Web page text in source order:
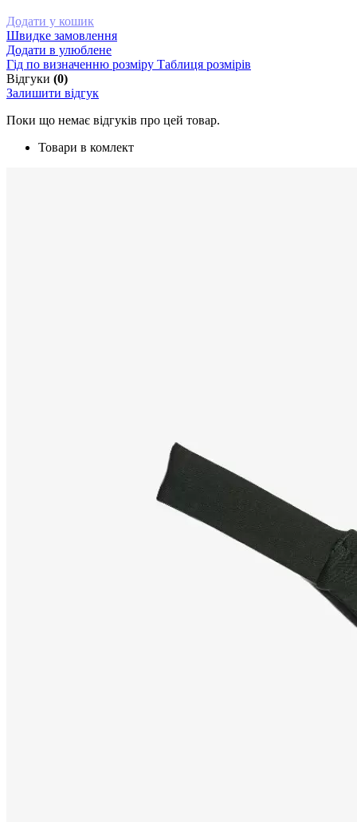
Додати у кошик
Швидке замовлення
Додати в улюблене
Гід по визначенню розміру Таблиця розмірів
Відгуки (0)
Залишити відгук
Поки що немає відгуків про цей товар.
Товари в комлект